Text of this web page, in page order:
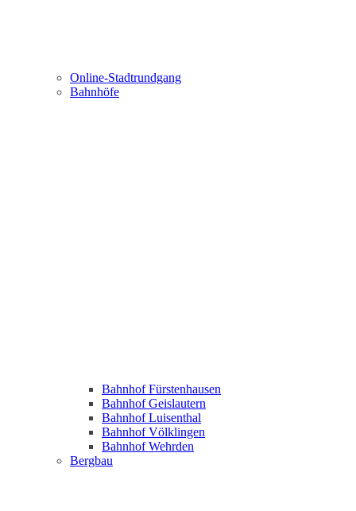
Online-Stadtrundgang
Bahnhöfe
Bahnhof Fürstenhausen
Bahnhof Geislautern
Bahnhof Luisenthal
Bahnhof Völklingen
Bahnhof Wehrden
Bergbau